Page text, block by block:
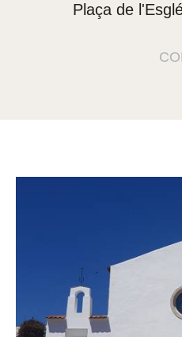
Plaça de